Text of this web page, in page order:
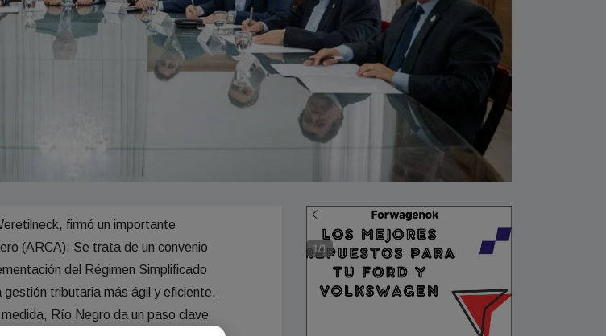
firmó un importante
(ARCA). Se trata de un convenio
del Régimen Simplificado
tributaria más ágil y eficiente,
Río Negro da un paso clave